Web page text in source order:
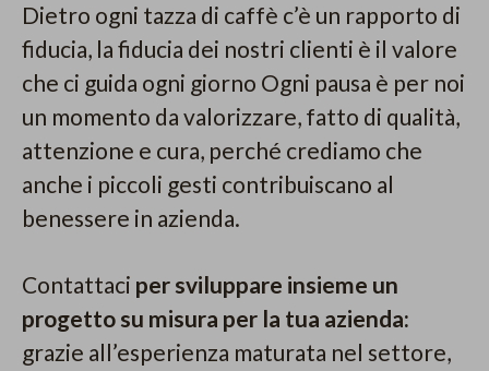
Dietro ogni tazza di caffè c’è un rapporto di
fiducia, la fiducia dei nostri clienti è il valore
che ci guida ogni giorno Ogni pausa è per noi
un momento da valorizzare, fatto di qualità,
attenzione e cura, perché crediamo che
anche i piccoli gesti contribuiscano al
benessere in azienda.
Contattaci per sviluppare insieme un
progetto su misura per la tua azienda:
grazie all’esperienza maturata nel settore,